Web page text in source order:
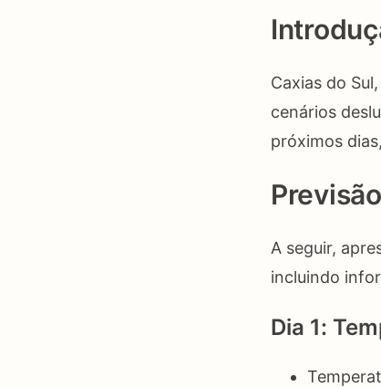
Caxias do
cenários
próximos
A seguir,
incluindo
Dia 1: